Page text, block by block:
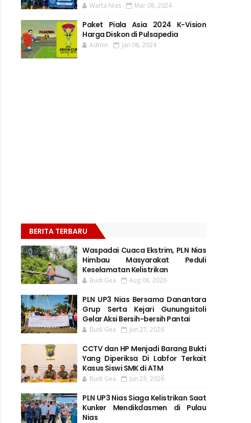
Warta Nias Mar 08, 2024
Paket Piala Asia 2024 K-Vision
Harga Diskon di Pulsapedia
Admin Jan 08, 2024
BERITA TERBARU
Waspadai Cuaca Ekstrim, PLN Nias
Himbau Masyarakat Peduli
Keselamatan Kelistrikan
Budi Gea Aug 06, 2026
PLN UP3 Nias Bersama Danantara
Grup Serta Kejari Gunungsitoli
Gelar Aksi Bersih-bersih Pantai
Budi Gea Jun 27, 2026
CCTV dan HP Menjadi Barang Bukti
Yang Diperiksa Di Labfor Terkait
Kasus Siswi SMK di ATM
Budi Gea Jun 23, 2026
PLN UP3 Nias Siaga Kelistrikan Saat
Kunker Mendikdasmen di Pulau
Nias